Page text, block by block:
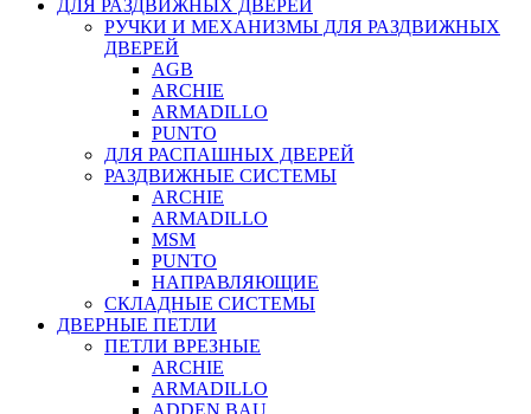
ДЛЯ РАЗДВИЖНЫХ ДВЕРЕЙ
РУЧКИ И МЕХАНИЗМЫ ДЛЯ РАЗДВИЖНЫХ
ДВЕРЕЙ
AGB
ARCHIE
ARMADILLO
PUNTO
ДЛЯ РАСПАШНЫХ ДВЕРЕЙ
РАЗДВИЖНЫЕ СИСТЕМЫ
ARCHIE
ARMADILLO
MSM
PUNTO
НАПРАВЛЯЮЩИЕ
СКЛАДНЫЕ СИСТЕМЫ
ДВЕРНЫЕ ПЕТЛИ
ПЕТЛИ ВРЕЗНЫЕ
ARCHIE
ARMADILLO
ADDEN BAU